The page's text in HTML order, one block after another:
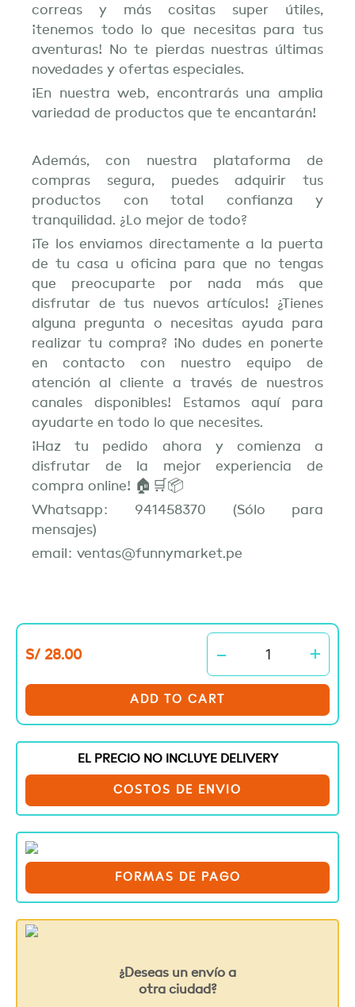
correas y más cositas super útiles,
¡tenemos todo lo que necesitas para tus
aventuras! No te pierdas nuestras últimas
novedades y ofertas especiales.
¡En nuestra web, encontrarás una amplia
variedad de productos que te encantarán!
Además, con nuestra plataforma de
compras segura, puedes adquirir tus
productos con total confianza y
tranquilidad. ¿Lo mejor de todo?
¡Te los enviamos directamente a la puerta
de tu casa u oficina para que no tengas
que preocuparte por nada más que
disfrutar de tus nuevos artículos! ¿Tienes
alguna pregunta o necesitas ayuda para
realizar tu compra? ¡No dudes en ponerte
en contacto con nuestro equipo de
atención al cliente a través de nuestros
canales disponibles! Estamos aquí para
ayudarte en todo lo que necesites.
¡Haz tu pedido ahora y comienza a
disfrutar de la mejor experiencia de
compra online! 🏠🛒📦
Whatsapp: 941458370 (Sólo para
mensajes)
email: ventas@funnymarket.pe
S/ 28.00 -
Portapasaporte
Modelo
quantity
+
ADD TO CART
EL PRECIO NO INCLUYE DELIVERY
COSTOS DE ENVIO
FORMAS DE PAGO
¿Deseas un envío a
otra ciudad?